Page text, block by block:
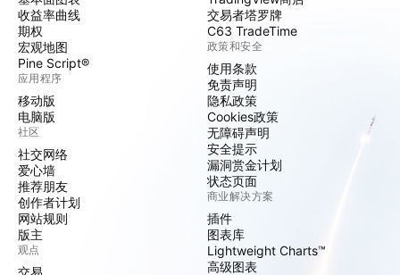
收益率曲线
期权
宏观地图
Pine Script®
应用程序
移动版
电脑版
社区
社交网络
爱心墙
推荐朋友
创作者计划
网站规则
版主
观点
交易
交易者塔罗牌
C63 TradeTime
政策和安全
使用条款
免责声明
隐私政策
Cookies政策
无障碍声明
安全提示
漏洞赏金计划
状态页面
商业解决方案
插件
图表库
Lightweight Charts™
高级图表